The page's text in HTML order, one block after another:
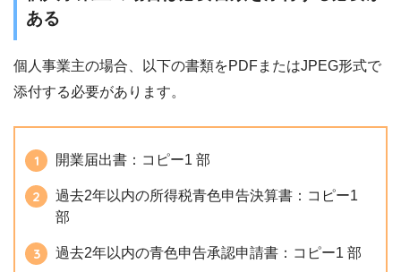
ある
個人事業主の場合、以下の書類をPDFまたはJPEG形式で
添付する必要があります。
開業届出書：コピー1 部
過去2年以内の所得税青色申告決算書：コピー1
部
過去2年以内の青色申告承認申請書：コピー1 部